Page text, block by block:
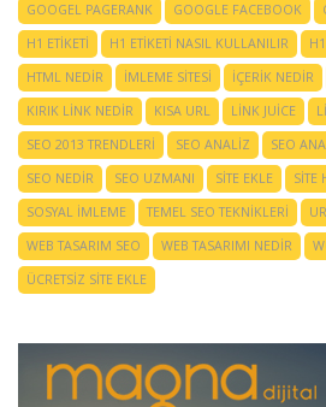
GOOGEL PAGERANK
GOOGLE FACEBOOK
H1 ETIKETI
H1 ETIKETI NASIL KULLANILIR
HTML NEDIR
IMLEME SITESI IÇERIK NEDIR
KIRIK LINK NEDIR
KISA URL LINK JUICE
SEO 2013 TRENDLERI
SEO ANALIZ SEO
SEO NEDIR
SEO UZMANI SITE EKLE SITE
SOSYAL IMLEME
TEMEL SEO TEKNIKLERI
WEB TASARIM SEO
WEB TASARIMI NEDIR
ÜCRETSIZ SITE EKLE